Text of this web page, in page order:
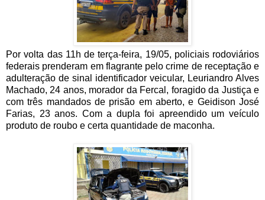
Por volta das 11h de terça-feira, 19/05, policiais rodoviários
federais prenderam em flagrante pelo crime de receptação e
adulteração de sinal identificador veicular, Leuriandro Alves
Machado, 24 anos, morador da Fercal, foragido da Justiça e
com três mandados de prisão em aberto, e Geidison José
Farias, 23 anos. Com a dupla foi apreendido um veículo
produto de roubo e certa quantidade de maconha.